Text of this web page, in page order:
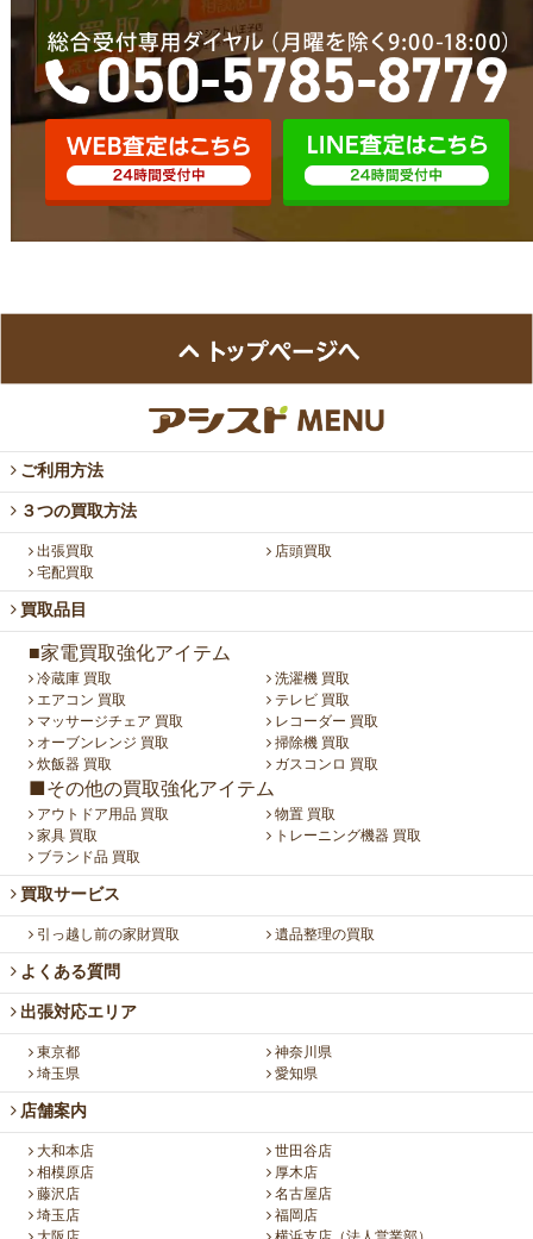
ご利用方法
３つの買取方法
出張買取
店頭買取
宅配買取
買取品目
■家電買取強化アイテム
冷蔵庫 買取
洗濯機 買取
エアコン 買取
テレビ 買取
マッサージチェア 買取
レコーダー 買取
オーブンレンジ 買取
掃除機 買取
炊飯器 買取
ガスコンロ 買取
■その他の買取強化アイテム
アウトドア用品 買取
物置 買取
家具 買取
トレーニング機器 買取
ブランド品 買取
買取サービス
引っ越し前の家財買取 遺品整理の買取
よくある質問
出張対応エリア
東京都
神奈川県
埼玉県
愛知県
店舗案内
大和本店
世田谷店
相模原店
厚木店
藤沢店
名古屋店
埼玉店
福岡店